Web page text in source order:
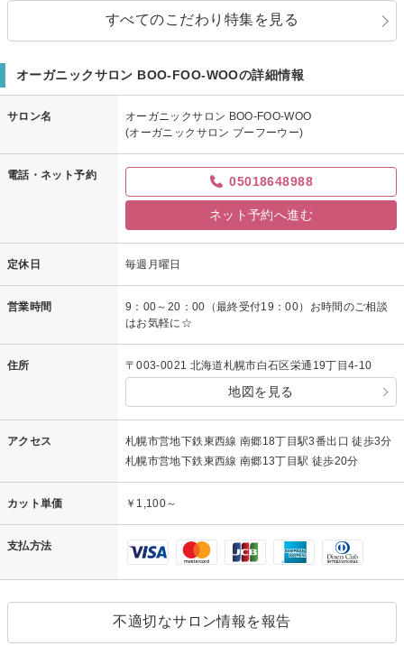
すべてのこだわり特集を見る
オーガニックサロン BOO-FOO-WOOの詳細情報
サロン名
オーガニックサロン BOO-FOO-WOO
(オーガニックサロン ブーフーウー)
電話・ネット予約 05018648988
ネット予約へ進む
定休日 毎週月曜日
営業時間
9：00～20：00（最終受付19：00）お時間のご相談
はお気軽に☆
住所 〒003-0021 北海道札幌市白石区栄通19丁目4-10
地図を見る
アクセス
札幌市営地下鉄東西線 南郷18丁目駅3番出口 徒歩3分
札幌市営地下鉄東西線 南郷13丁目駅 徒歩20分
カット単価 ￥1,100～
支払方法
不適切なサロン情報を報告